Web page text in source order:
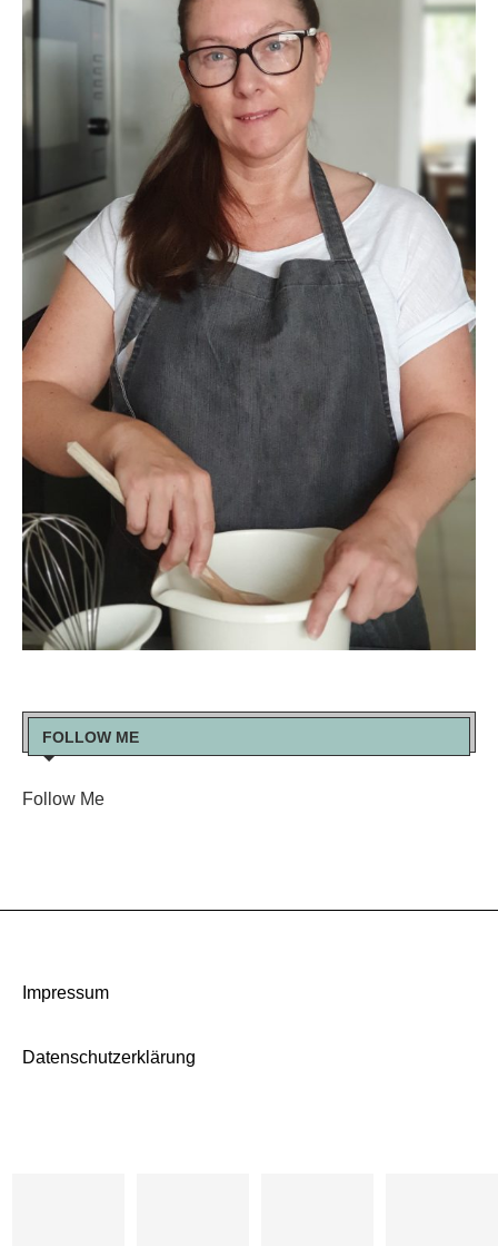
FOLLOW ME
Follow Me
Impressum
Datenschutzerklärung